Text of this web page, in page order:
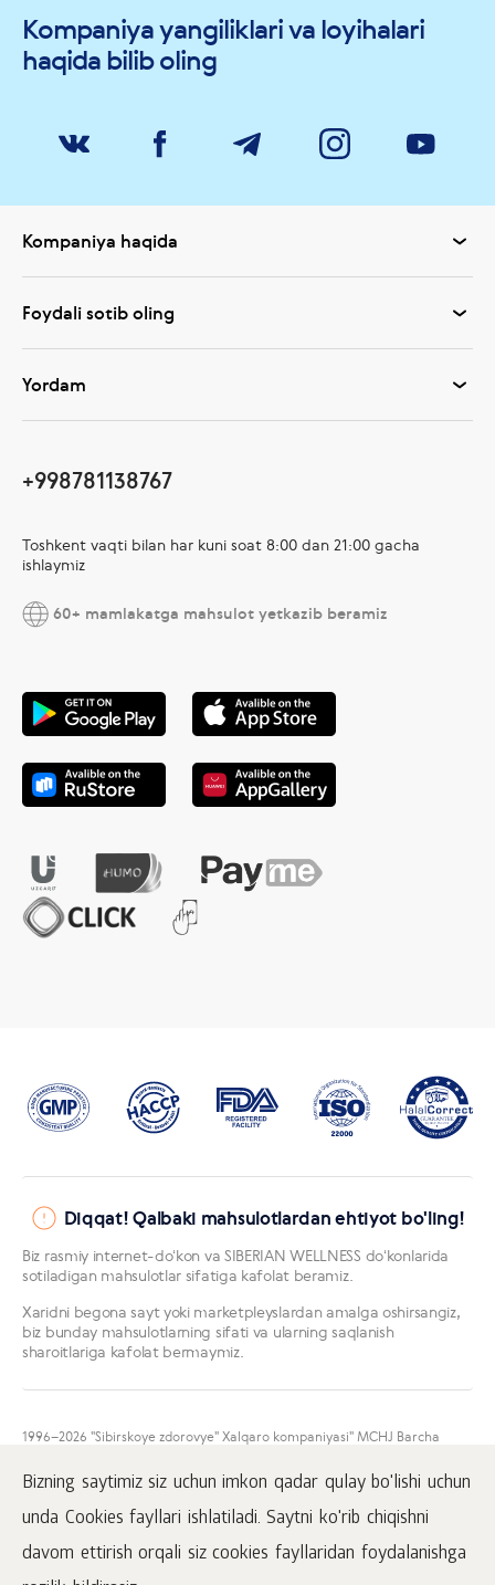
Bizning saytimiz siz uchun imkon qadar qulay bo'lishi uchun
unda Cookies fayllari ishlatiladi. Saytni ko'rib chiqishni
davom ettirish orqali siz cookies fayllaridan foydalanishga
Kompaniya yangiliklari va loyihalari
haqida bilib oling
Kompaniya haqida
Foydali sotib oling
Yordam
+998781138767
Toshkent vaqti bilan har kuni soat 8:00 dan 21:00 gacha
ishlaymiz
60+ mamlakatga mahsulot yetkazib beramiz
Diqqat! Qalbaki mahsulotlardan ehtiyot bo'ling!
Biz rasmiy internet-doʻkon va SIBERIAN WELLNESS doʻkonlarida
sotiladigan mahsulotlar sifatiga kafolat beramiz.
Xaridni begona sayt yoki marketpleyslardan amalga oshirsangiz,
biz bunday mahsulotlarning sifati va ularning saqlanish
sharoitlariga kafolat bermaymiz.
1996–2026 "Sibirskoye zdorovye" Xalqaro kompaniyasi" MCHJ Barcha
Mazkur sayt materiallarini namoyish qilish faqatgina faol
www.siberianhealth.com havolasini ham joylashtirgan taqdirda amalga
oshirilishi mumkin.
Ommaviy oferta